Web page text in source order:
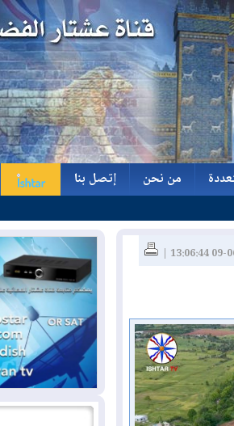
من نحن
إتصل بنا
h